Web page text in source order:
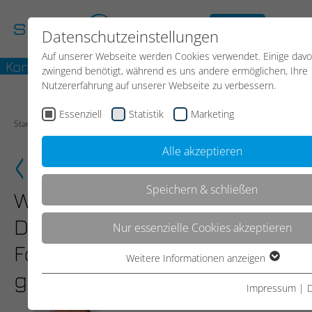
Erstgespräch
Kontakt
Start News Meldung
Webinar: Update
Digitalisierungs-
Förderungen-Was es Neues
gibt
Datenschutzeinstellungen
Auf unserer Webseite werden Cookies verwendet. Einige
zwingend benötigt, während es uns andere ermöglichen, Ihre
Nutzererfahrung auf unserer Webseite zu verbessern.
Essenziell Statistik Marketing
Alle akzeptieren
Speichern & schließen
Nur essenzielle Cookies akzeptieren
Essenzielle Cookies werden für grundlegende Funktionen
Weitere Informationen anzeigen
Impressum |